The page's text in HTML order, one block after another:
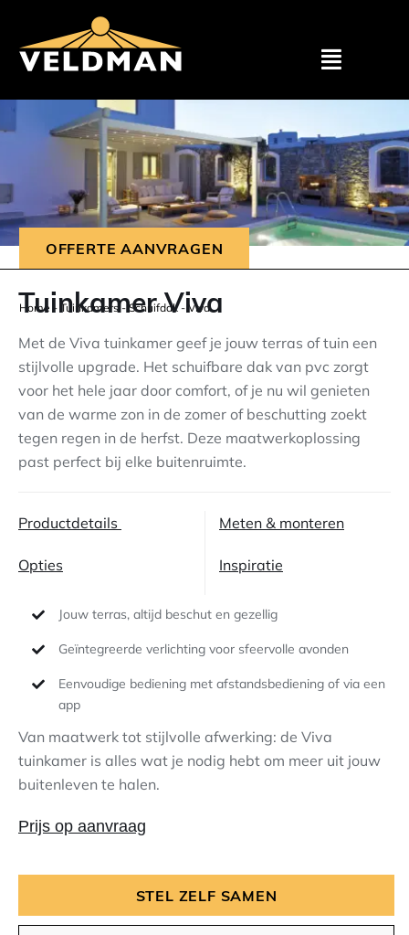
Particulier
Zakelijk
Projecten
Showroom
Contact
OFFERTE AANVRAGEN
Home - Tuinkamers - Schuifdak- Viva
Tuinkamer Viva
Met de Viva tuinkamer geef je jouw terras of tuin een
stijlvolle upgrade. Het schuifbare dak van pvc zorgt
voor het hele jaar door comfort, of je nu wil genieten
van de warme zon in de zomer of beschutting zoekt
tegen regen in de herfst. Deze maatwerkoplossing
past perfect bij elke buitenruimte.
Productdetails
Opties
Meten & monteren
Inspiratie
Jouw terras, altijd beschut en gezellig
Geïntegreerde verlichting voor sfeervolle avonden
Eenvoudige bediening met afstandsbediening of via een
app
Van maatwerk tot stijlvolle afwerking: de Viva
tuinkamer is alles wat je nodig hebt om meer uit jouw
buitenleven te halen.
Prijs op aanvraag
STEL ZELF SAMEN